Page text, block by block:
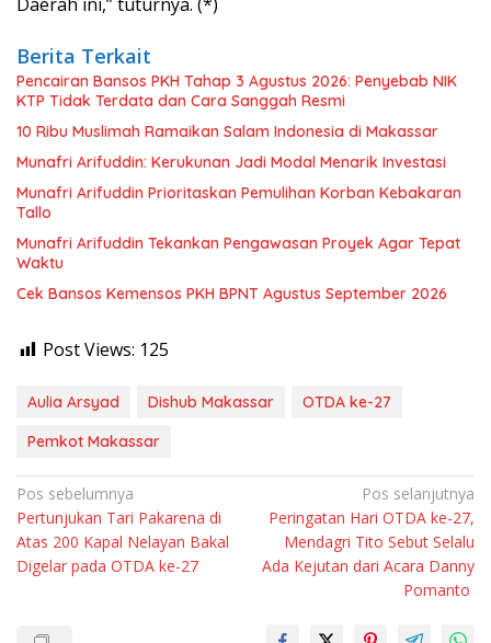
Berita Terkait
Pencairan Bansos PKH Tahap 3 Agustus 2026: Penyebab NIK
KTP Tidak Terdata dan Cara Sanggah Resmi
10 Ribu Muslimah Ramaikan Salam Indonesia di Makassar
Munafri Arifuddin: Kerukunan Jadi Modal Menarik Investasi
Munafri Arifuddin Prioritaskan Pemulihan Korban Kebakaran
Tallo
Munafri Arifuddin Tekankan Pengawasan Proyek Agar Tepat
Waktu
Cek Bansos Kemensos PKH BPNT Agustus September 2026
Post Views: 125
Aulia Arsyad Dishub Makassar
OTDA ke-27
Pemkot Makassar
Navigasi
pos
Pos sebelumnya
Pertunjukan Tari Pakarena di
Atas 200 Kapal Nelayan Bakal
Digelar pada OTDA ke-27
Pos selanjutnya
Peringatan Hari OTDA ke-27,
Mendagri Tito Sebut Selalu
Ada Kejutan dari Acara Danny
Pomanto